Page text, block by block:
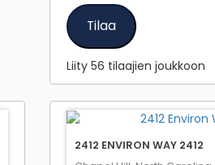
Tilaa
Liity 56 tilaajien joukkoon
2412 ENVIRON WAY 2412